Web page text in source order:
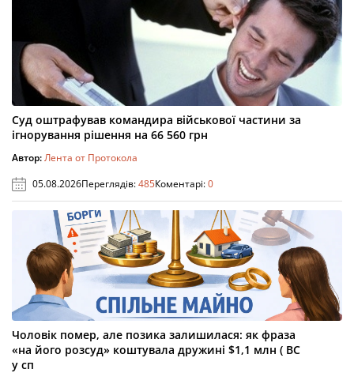
Суд оштрафував командира військової частини за
ігнорування рішення на 66 560 грн
Автор:Лента от Протокола
05.08.2026Переглядів:485Коментарі:0
Чоловік помер, але позика залишилася: як фраза
«на його розсуд» коштувала дружині $1,1 млн ( ВС
у сп